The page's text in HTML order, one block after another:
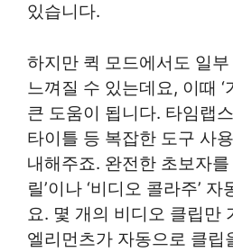
있습니다.
하지만 퀵 모드에서도 일
느껴질 수 있는데요, 이때 ‘
큰 도움이 됩니다. 타임랩
타이틀 등 복잡한 도구 사
내해주죠. 완전한 초보자를
릴’이나 ‘비디오 콜라주’
요. 몇 개의 비디오 클립만
엘리먼츠가 자동으로 클립